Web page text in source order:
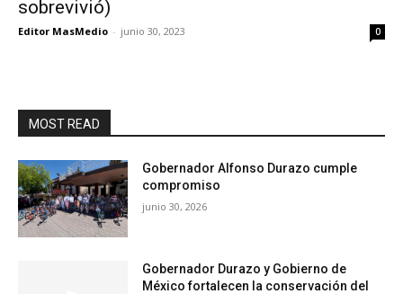
sobrevivió)
Editor MasMedio - junio 30, 2023 0
MOST READ
Gobernador Alfonso Durazo cumple
compromiso
junio 30, 2026
Gobernador Durazo y Gobierno de
México fortalecen la conservación del